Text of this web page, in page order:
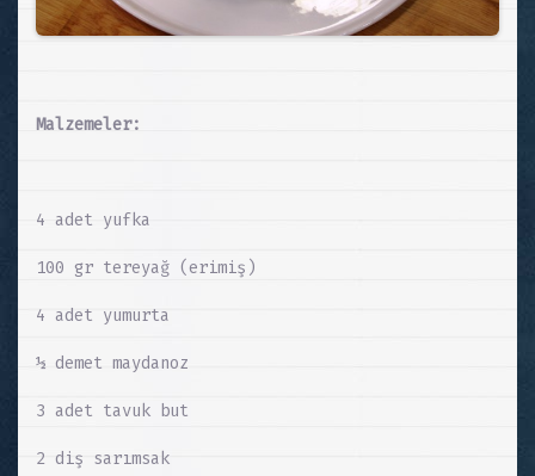
Malzemeler:
4 adet yufka
100 gr tereyağ (erimiş)
4 adet yumurta
½ demet maydanoz
3 adet tavuk but
2 diş sarımsak